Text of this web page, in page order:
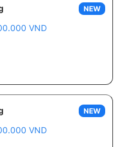
NEW
VND
NEW
VND